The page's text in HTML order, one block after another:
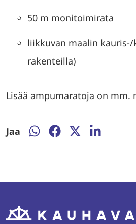
50 m monitoimirata
liikkuvan maalin kauris-/
rakenteilla)
Lisää ampumaratoja on mm.
Jaa
Jaa
Jaa
Jaa
Jaa